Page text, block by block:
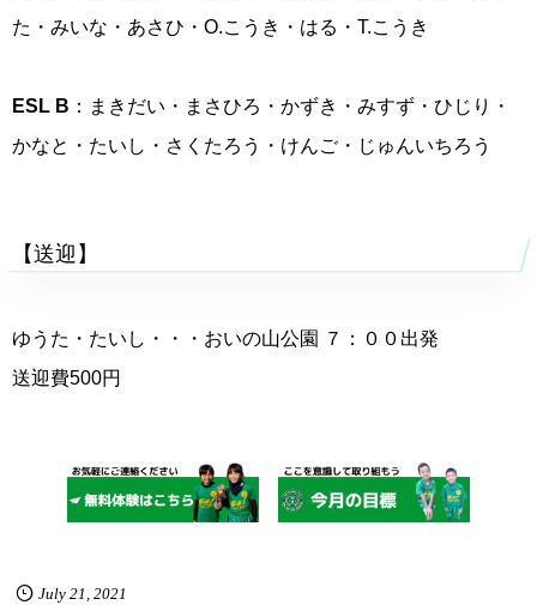
た・みいな・あさひ・O.こうき・はる・T.こうき
ESL B ：まきだい・まさひろ・かずき・みすず・ひじり・
かなと・たいし・さくたろう・けんご・じゅんいちろう
【送迎】
ゆうた・たいし・・・おいの山公園 ７：００出発
送迎費500円
July 21 , 2021